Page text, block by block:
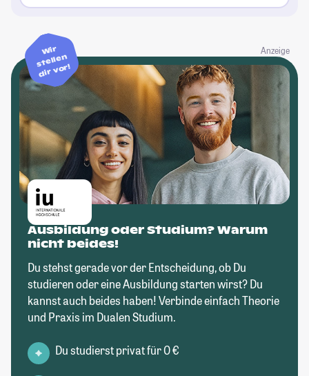
Anzeige
Wir
stellen
dir vor!
Ausbildung oder Studium? Warum
nicht beides!
Du stehst gerade vor der Entscheidung, ob Du
studieren oder eine Ausbildung starten wirst? Du
kannst auch beides haben! Verbinde einfach Theorie
und Praxis im Dualen Studium.
Du studierst privat für 0 €